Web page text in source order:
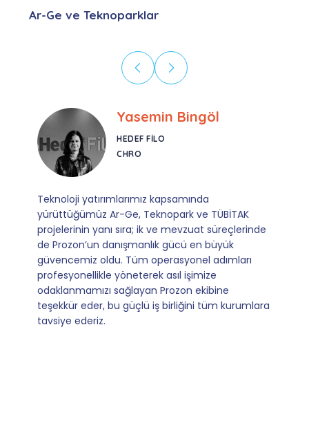
Ar-Ge ve Teknoparklar
Ebru Kural
CORESYS
SATIŞ YÖNETICISI
Mevzuata uyum, başvuru ve izleme adımlarında
sağladıkları kusursuz yönlendirme sayesinde artık
operasyonlarımızı sıfır kaygı ve tam güvenle
yürütüyoruz. İş birliğimizi bizim için asıl değerli
kılan ise; ihtiyaç duyduğumuz her an ulaşılabilir
olmaları ve sorularımıza aldığımız hızlı geri
dönüşler.